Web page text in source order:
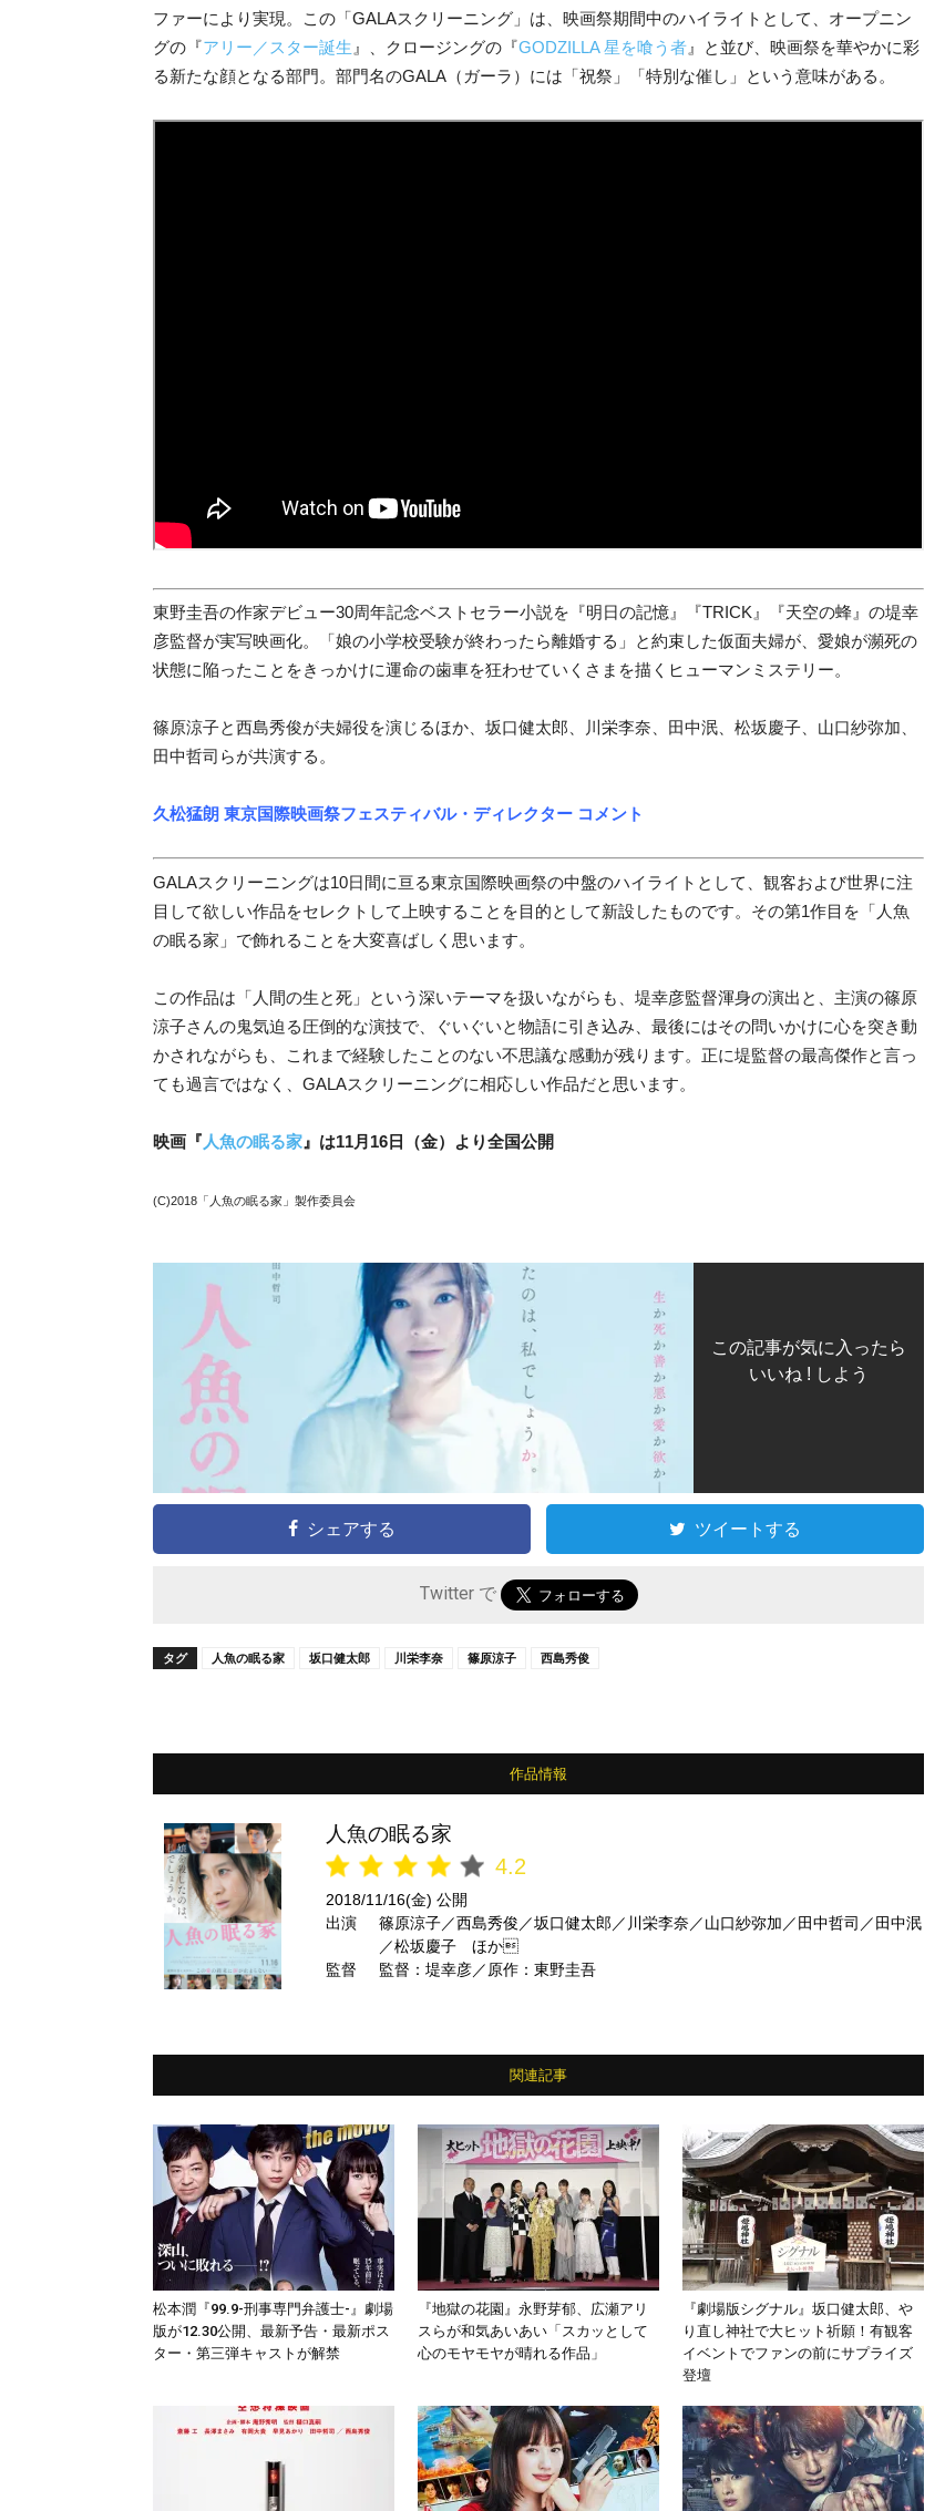
ファーにより実現。この「GALAスクリーニング」は、映画祭期間中のハイライトとして、オープニン
グの『アリー／スター誕生 』、クロージングの『GODZILLA 星を喰う者 』と並び、映画祭を華やかに彩
る新たな顔となる部門。部門名のGALA（ガーラ）には「祝祭」「特別な催し」という意味がある。
東野圭吾の作家デビュー30周年記念ベストセラー小説を『明日の記憶』『TRICK』『天空の蜂』の堤幸
彦監督が実写映画化。「娘の小学校受験が終わったら離婚する」と約束した仮面夫婦が、愛娘が瀕死の
状態に陥ったことをきっかけに運命の歯車を狂わせていくさまを描くヒューマンミステリー。
篠原涼子と西島秀俊が夫婦役を演じるほか、坂口健太郎、川栄李奈、田中泯、松坂慶子、山口紗弥加、
田中哲司らが共演する。
久松猛朗 東京国際映画祭フェスティバル・ディレクター コメント
GALAスクリーニングは10日間に亘る東京国際映画祭の中盤のハイライトとして、観客および世界に注
目して欲しい作品をセレクトして上映することを目的として新設したものです。その第1作目を「人魚
の眠る家」で飾れることを大変喜ばしく思います。
この作品は「人間の生と死」という深いテーマを扱いながらも、堤幸彦監督渾身の演出と、主演の篠原
涼子さんの鬼気迫る圧倒的な演技で、ぐいぐいと物語に引き込み、最後にはその問いかけに心を突き動
かされながらも、これまで経験したことのない不思議な感動が残ります。正に堤監督の最高傑作と言っ
ても過言ではなく、GALAスクリーニングに相応しい作品だと思います。
映画『 人魚の眠る家 』は11月16日（金）より全国公開
(C)2018「人魚の眠る家」製作委員会
この記事が気に入ったら
いいね ! しよう
シェアする ツイートする
Twitter で
タグ 人魚の眠る家 坂口健太郎 川栄李奈 篠原涼子 西島秀俊
作品情報
人魚の眠る家
4.2
2018/11/16(金) 公開
出演
篠原涼子／西島秀俊／坂口健太郎／川栄李奈／山口紗弥加／田中哲司／田中泯
／松坂慶子 ほか
監督
監督：堤幸彦／原作：東野圭吾
関連記事
松本潤『99.9-刑事専門弁護士-』劇場
版が12.30公開、最新予告・最新ポス
ター・第三弾キャストが解禁
『地獄の花園』永野芽郁、広瀬アリ
スらが和気あいあい「スカッとして
心のモヤモヤが晴れる作品」
『劇場版シグナル』坂口健太郎、や
り直し神社で大ヒット祈願！有観客
イベントでファンの前にサプライズ
登壇